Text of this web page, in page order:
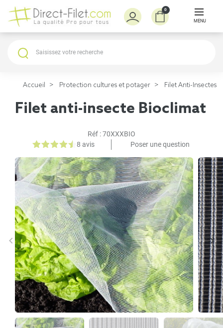
0
MENU
Accueil Protection cultures et potager Filet Anti-Insectes
Filet anti-insecte Bioclimat
Réf :70XXXBIO
8 avis
Poser une question
Précédent
keyboard_arrow_left keyboard_arrow_right